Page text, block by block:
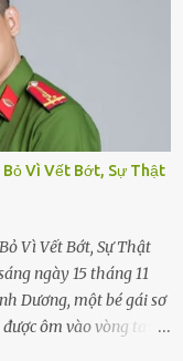
Bỏ Vì Vết Bớt, Sự Thật
Vì Vết Bớt, Sự Thật
ngày 15 tháng 11
Dương, một bé gái sơ
ôm vào vòng tay